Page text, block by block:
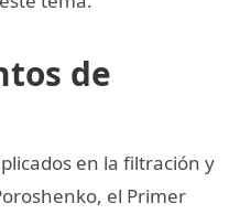
de
en la filtración y
el Primer